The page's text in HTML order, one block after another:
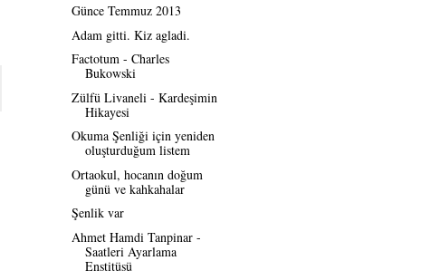
Günce Temmuz 2013
Adam gitti. Kiz agladi.
Factotum - Charles
Bukowski
Zülfü Livaneli - Kardeşimin
Hikayesi
Okuma Şenliği için yeniden
oluşturduğum listem
Ortaokul, hocanın doğum
günü ve kahkahalar
Şenlik var
Ahmet Hamdi Tanpinar -
Saatleri Ayarlama
Enstitüsü